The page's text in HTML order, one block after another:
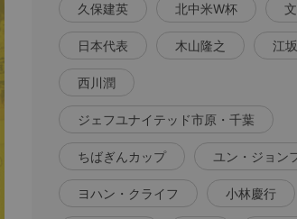
久保建英 北中米W杯
日本代表 木山隆之 江
西川潤
ジェフユナイテッド市原・千葉
ちばぎんカップ ユン・ジョン
ヨハン・クライフ 小林慶行